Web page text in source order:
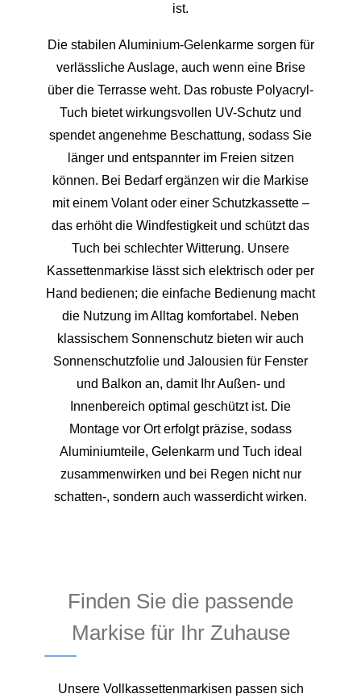
ist.
Die stabilen Aluminium-Gelenkarme sorgen für
verlässliche Auslage, auch wenn eine Brise
über die Terrasse weht. Das robuste Polyacryl-
Tuch bietet wirkungsvollen UV-Schutz und
spendet angenehme Beschattung, sodass Sie
länger und entspannter im Freien sitzen
können. Bei Bedarf ergänzen wir die Markise
mit einem Volant oder einer Schutzkassette –
das erhöht die Windfestigkeit und schützt das
Tuch bei schlechter Witterung. Unsere
Kassettenmarkise lässt sich elektrisch oder per
Hand bedienen; die einfache Bedienung macht
die Nutzung im Alltag komfortabel. Neben
klassischem Sonnenschutz bieten wir auch
Sonnenschutzfolie und Jalousien für Fenster
und Balkon an, damit Ihr Außen- und
Innenbereich optimal geschützt ist. Die
Montage vor Ort erfolgt präzise, sodass
Aluminiumteile, Gelenkarm und Tuch ideal
zusammenwirken und bei Regen nicht nur
schatten-, sondern auch wasserdicht wirken.
Finden Sie die passende
Markise für Ihr Zuhause
Unsere Vollkassettenmarkisen passen sich